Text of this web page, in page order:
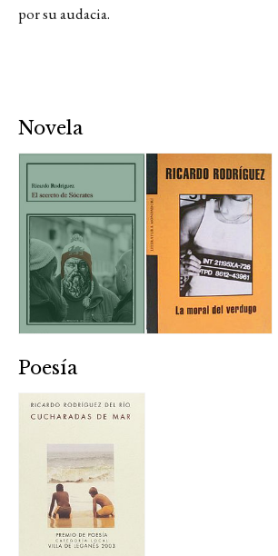
por su audacia.
Novela
Poesía